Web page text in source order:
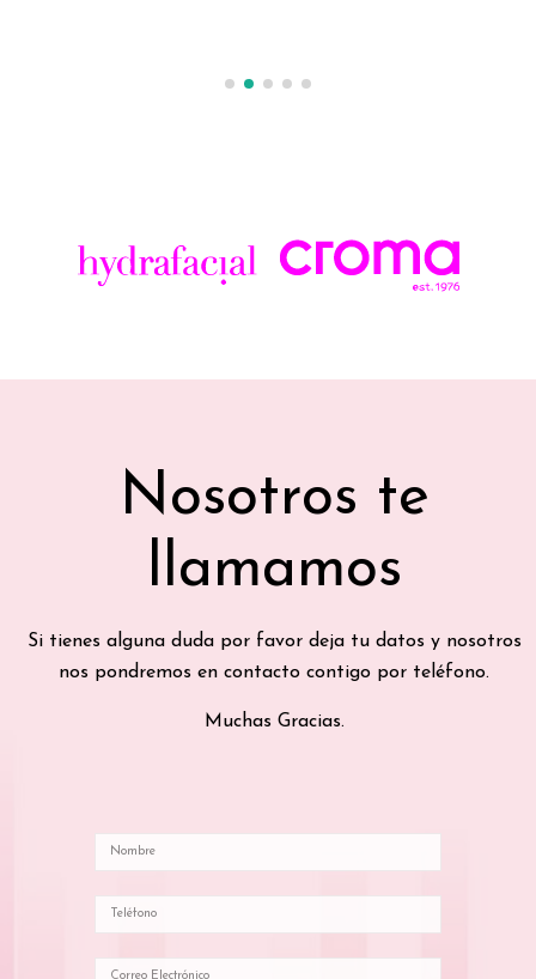
Nosotros te
llamamos
Si tienes alguna duda por favor deja tu datos y nosotros
nos pondremos en contacto contigo por teléfono.
Muchas Gracias.